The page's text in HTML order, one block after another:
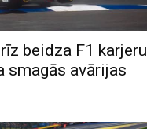
beidza F1 karjeru
smagās avārijas